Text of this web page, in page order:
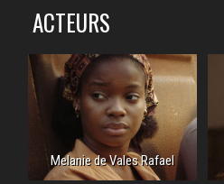
ACTEURS
Melanie de Vales Rafael